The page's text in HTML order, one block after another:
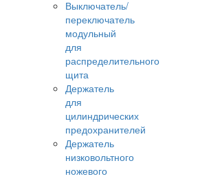
Выключатель/
переключатель
модульный
для
распределительного
щита
Держатель
для
цилиндрических
предохранителей
Держатель
низковольтного
ножевого